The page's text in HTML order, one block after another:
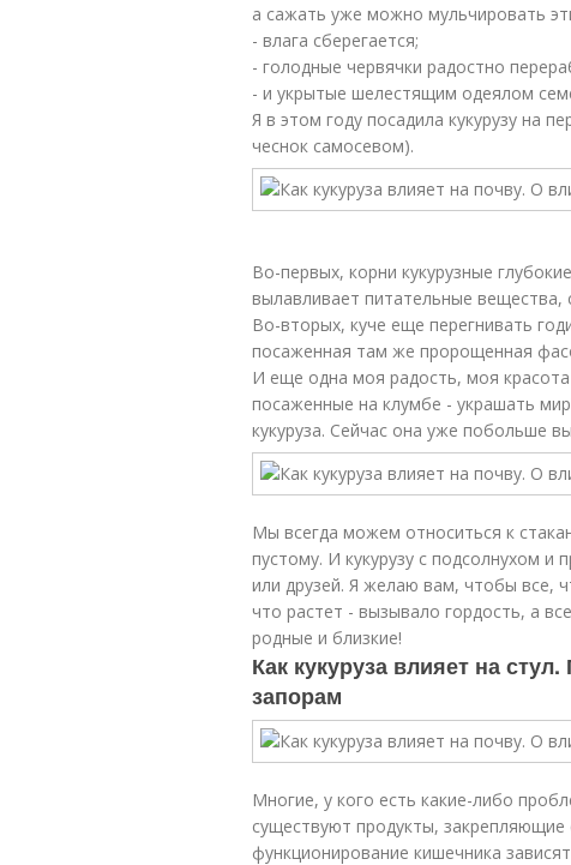
а сажать уже можно мульчировать
- влага сберегается;
- голодные червячки радостно
- и укрытые шелестящим одеялом
Я в этом году посадила кукурузу на
чеснок самосевом).
Во-первых, корни кукурузные
вылавливает питательные вещества,
Во-вторых, куче еще перегнивать
посаженная там же пророщенная
И еще одна моя радость, моя
посаженные на клумбе - украшать
кукуруза. Сейчас она уже побольше
Мы всегда можем относиться к
пустому. И кукурузу с подсолнухом и
или друзей. Я желаю вам, чтобы все,
что растет - вызывало гордость, а
родные и близкие!
Как кукуруза влияет на
запорам
Многие, у кого есть какие-либо
существуют продукты,
функционирование кишечника